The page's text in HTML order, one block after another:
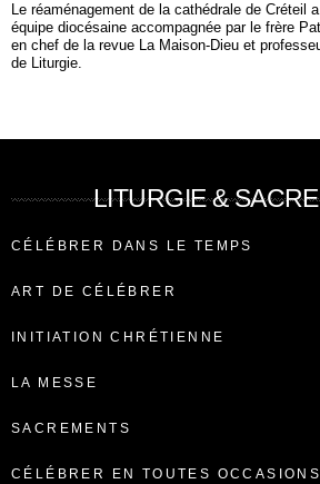
Le réaménagement de la cathédrale de Créteil
équipe diocésaine accompagnée par le frère
en chef de la revue La Maison-Dieu et
de Liturgie.
LITURGIE &
CÉLÉBRER DANS LE TEMPS
ART DE CÉLÉBRER
INITIATION CHRÉTIENNE
LA MESSE
SACREMENTS
CÉLÉBRER EN TOUTES OCCASIONS